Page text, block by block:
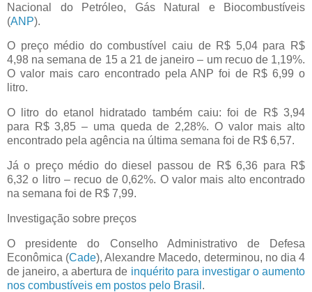
Nacional do Petróleo, Gás Natural e Biocombustíveis
(ANP).
O preço médio do combustível caiu de R$ 5,04 para R$
4,98 na semana de 15 a 21 de janeiro – um recuo de 1,19%.
O valor mais caro encontrado pela ANP foi de R$ 6,99 o
litro.
O litro do etanol hidratado também caiu: foi de R$ 3,94
para R$ 3,85 – uma queda de 2,28%. O valor mais alto
encontrado pela agência na última semana foi de R$ 6,57.
Já o preço médio do diesel passou de R$ 6,36 para R$
6,32 o litro – recuo de 0,62%. O valor mais alto encontrado
na semana foi de R$ 7,99.
Investigação sobre preços
O presidente do Conselho Administrativo de Defesa
Econômica (Cade), Alexandre Macedo, determinou, no dia 4
de janeiro, a abertura de inquérito para investigar o aumento
nos combustíveis em postos pelo Brasil .